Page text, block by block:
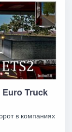
Truck
в компаниях